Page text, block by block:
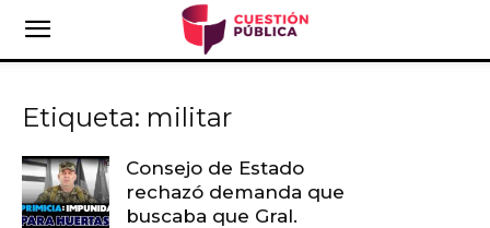
Etiqueta: militar
Consejo de Estado
rechazó demanda que
buscaba que Gral.